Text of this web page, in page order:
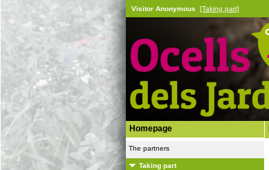
Visitor Anonymous [Taking part]
Homepage
The partners
Taking part